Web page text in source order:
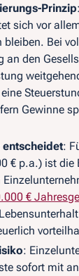
Prinzip
sich vor
bleiben. Bei
an den
Gewinne
entscheidet:
€ p.a.) ist die
€
:
sofort mit